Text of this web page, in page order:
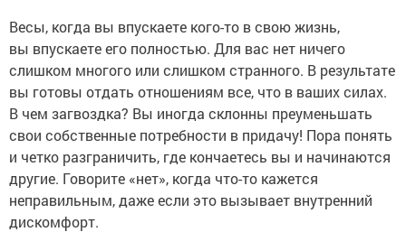
Весы, когда вы впускаете кого-то в свою жизнь,
вы впускаете его полностью. Для вас нет ничего
слишком многого или слишком странного. В результате
вы готовы отдать отношениям все, что в ваших силах.
В чем загвоздка? Вы иногда склонны преуменьшать
свои собственные потребности в придачу! Пора понять
и четко разграничить, где кончаетесь вы и начинаются
другие. Говорите «нет», когда что-то кажется
неправильным, даже если это вызывает внутренний
дискомфорт.